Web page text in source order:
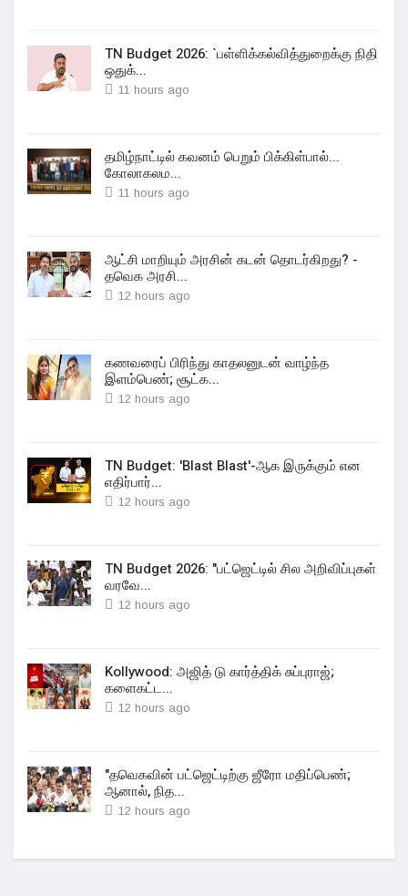
TN Budget 2026: `பள்ளிக்கல்வித்துறைக்கு நிதி
ஒதுக்...
11 hours ago
தமிழ்நாட்டில் கவனம் பெறும் பிக்கிள்பால்...
கோலாகலம...
11 hours ago
ஆட்சி மாறியும் அரசின் கடன் தொடர்கிறது? -
தவெக அரசி...
12 hours ago
கணவரைப் பிரிந்து காதலனுடன் வாழ்ந்த
இளம்பெண்; சூட்க...
12 hours ago
TN Budget: 'Blast Blast'-ஆக இருக்கும் என
எதிர்பார்...
12 hours ago
TN Budget 2026: "பட்ஜெட்டில் சில அறிவிப்புகள்
வரவே...
12 hours ago
Kollywood: அஜித் டு கார்த்திக் சுப்புராஜ்;
களைகட்ட...
12 hours ago
"தவெகவின் பட்ஜெட்டிற்கு ஜீரோ மதிப்பெண்;
ஆனால், நித...
12 hours ago